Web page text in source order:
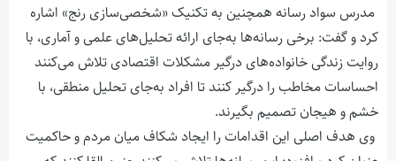
مدرس سواد رسانه همچنین به تکنیک «شخصی‌سازی رنج» اشاره
کرد و گفت: برخی رسانه‌ها به‌جای ارائه تحلیل‌های علمی و آماری، با
روایت زندگی خانواده‌های درگیر مشکلات اقتصادی تلاش می‌کنند
احساسات مخاطب را درگیر کنند تا افراد به‌جای تحلیل منطقی، با
خشم و هیجان تصمیم بگیرند.
وی هدف اصلی این اقدامات را ایجاد شکاف میان مردم و حاکمیت